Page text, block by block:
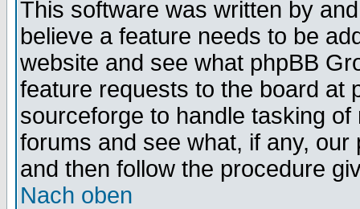
This software was written by
believe a feature needs to be
website and see what phpBB
feature requests to the board at
sourceforge to handle tasking
forums and see what, if any,
and then follow the procedure
Nach oben